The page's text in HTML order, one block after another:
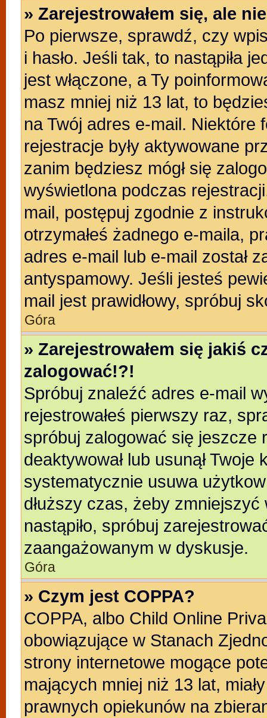
» Zarejestrowałem się, ale
Po pierwsze, sprawdź, czy
i hasło. Jeśli tak, to nastąpiła
jest włączone, a Ty
masz mniej niż 13 lat, to
na Twój adres e-mail. Niektóre
rejestracje były aktywowane
zanim będziesz mógł się
wyświetlona podczas
mail, postępuj zgodnie z
otrzymałeś żadnego e-maila,
adres e-mail lub e-mail został
antyspamowy. Jeśli jesteś
mail jest prawidłowy, spróbuj
Góra
» Zarejestrowałem się jakiś
zalogować!?!
Spróbuj znaleźć adres e-mail
rejestrowałeś pierwszy raz,
spróbuj zalogować się jeszcze
deaktywował lub usunął
systematycznie usuwa
dłuższy czas, żeby
nastąpiło, spróbuj
zaangażowanym w dyskusje.
Góra
» Czym jest COPPA?
COPPA, albo Child Online
obowiązujące w Stanach
strony internetowe mogące
mających mniej niż 13 lat,
prawnych opiekunów na